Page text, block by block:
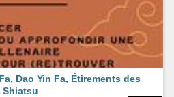
Dao Yin Fa, Étirements des
Shiatsu